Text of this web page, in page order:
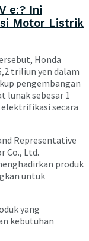
e:? Ini
Motor Listrik
Honda
triliun yen dalam
pengembangan
lunak sebesar 1
secara
Representative
Co., Ltd.
produk
untuk
yang
kebutuhan